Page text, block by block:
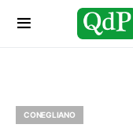
CONEGLIANO